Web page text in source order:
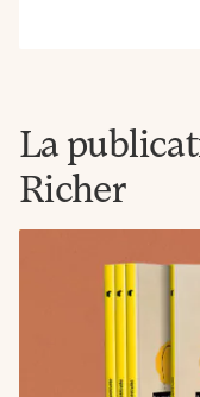
La
Richer